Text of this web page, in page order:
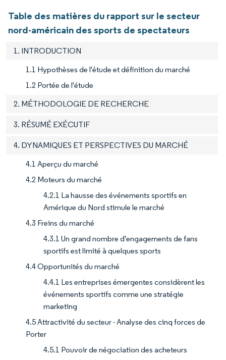
Table des matières du rapport sur le secteur
nord-américain des sports de spectateurs
1. INTRODUCTION
1.1 Hypothèses de l'étude et définition du marché
1.2 Portée de l'étude
2. MÉTHODOLOGIE DE RECHERCHE
3. RÉSUMÉ EXÉCUTIF
4. DYNAMIQUES ET PERSPECTIVES DU MARCHÉ
4.1 Aperçu du marché
4.2 Moteurs du marché
4.2.1 La hausse des événements sportifs en
Amérique du Nord stimule le marché
4.3 Freins du marché
4.3.1 Un grand nombre d'engagements de fans
sportifs est limité à quelques sports
4.4 Opportunités du marché
4.4.1 Les entreprises émergentes considèrent les
événements sportifs comme une stratégie
marketing
4.5 Attractivité du secteur - Analyse des cinq forces de
Porter
4.5.1 Pouvoir de négociation des acheteurs